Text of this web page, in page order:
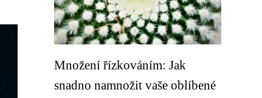
Množení řízkováním: Jak
snadno namnožit vaše oblíbené